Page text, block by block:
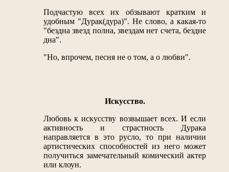
Подчастую всех их обзывают кратким и
удобным "Дурак(дура)". Не слово, а какая-то
"бездна звезд полна, звездам нет счета, бездне
дна".
"Но, впрочем, песня не о том, а о любви".
Искусство.
Любовь к искусству возвышает всех. И если
активность и страстность Дурака
направляется в это русло, то при наличии
артистических способностей из него может
получиться замечательный комический актер
или клоун.